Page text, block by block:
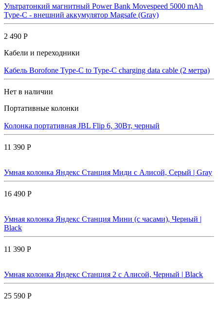
Ультратонкий магнитный Power Bank Movespeed 5000 mAh
Type-C - внешний аккумулятор Magsafe (Gray)
2 490 Р
Кабели и переходники
Кабель Borofone Type-C to Type-C charging data cable (2 метра)
Нет в наличии
Портативные колонки
Колонка портативная JBL Flip 6, 30Вт, черный
11 390 Р
Умная колонка Яндекс Станция Миди с Алисой, Cерый | Gray
16 490 Р
Умная колонка Яндекс Станция Мини (с часами), Черный |
Black
11 390 Р
Умная колонка Яндекс Станция 2 с Алисой, Черный | Black
25 590 Р